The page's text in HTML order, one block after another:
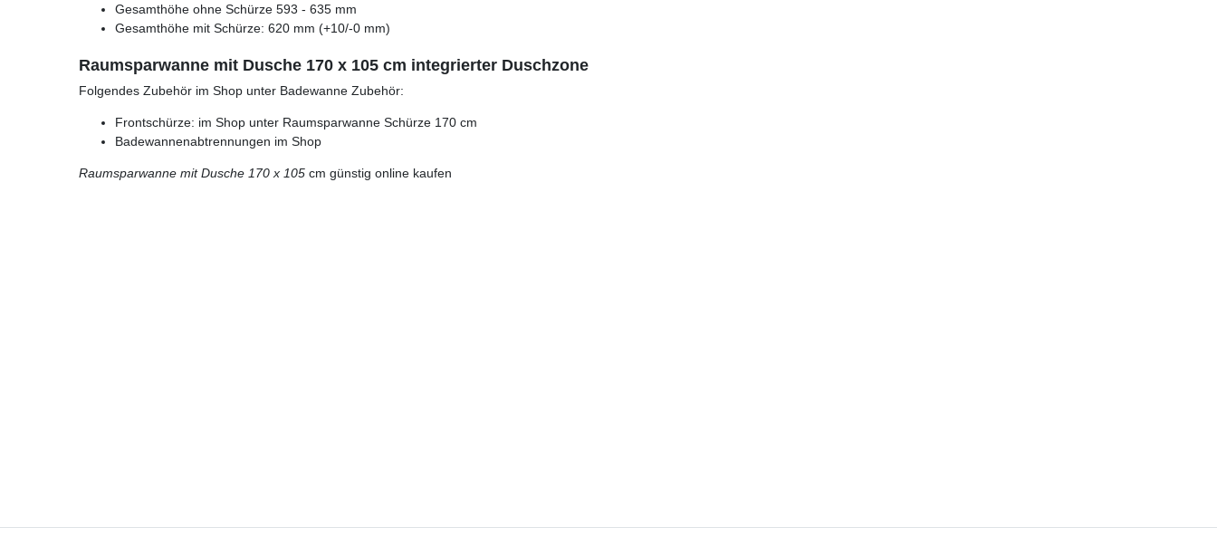
Gesamthöhe ohne Schürze 593 - 635 mm
Gesamthöhe mit Schürze: 620 mm (+10/-0 mm)
Raumsparwanne mit Dusche 170 x 105 cm integrierter Duschzone
Folgendes Zubehör im Shop unter Badewanne Zubehör:
Frontschürze: im Shop unter Raumsparwanne Schürze 170 cm
Badewannenabtrennungen im Shop
Raumsparwanne mit Dusche 170 x 105 cm günstig online kaufen